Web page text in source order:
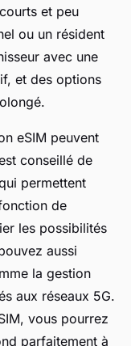
et peu
ou un résident
avec une
et des options
eSIM peuvent
conseillé de
permettent
de
les possibilités
aussi
la gestion
aux réseaux 5G.
vous pourrez
parfaitement à